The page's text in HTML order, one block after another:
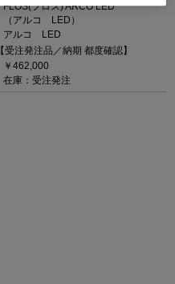
FLOS(フロス) ARCO LED
（アルコ LED）
アルコ LED
【受注発注品／納期 都度確認】
￥462,000
在庫：受注発注